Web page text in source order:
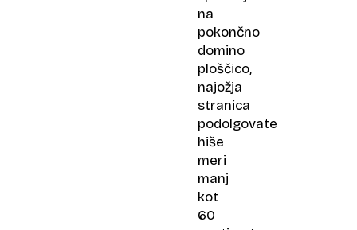
na
pokončno
domino
ploščico,
najožja
stranica
podolgovate
hiše
meri
manj
kot
60